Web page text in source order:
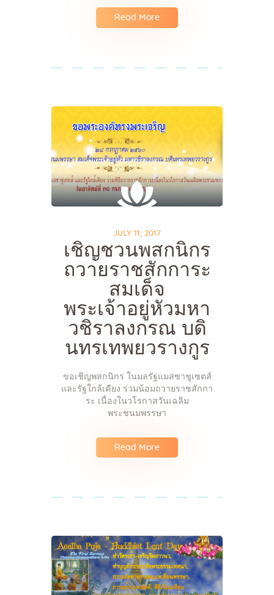
Read More
JULY 11, 2017
เชิญชวนพสกนิกร
ถวายราชสักการะ
สมเด็จ
พระเจ้าอยู่หัวมหา
วชิราลงกรณ บดิ
นทรเทพยวรางกูร
ขอเชิญพสกนิกร ในมลรัฐแมสซาชูเซตส์
และรัฐใกล้เคียง ร่วมน้อมถวายราชสักกา
ระ เนื่องในวโรกาสวันเฉลิม
พระชนมพรรษา
Read More